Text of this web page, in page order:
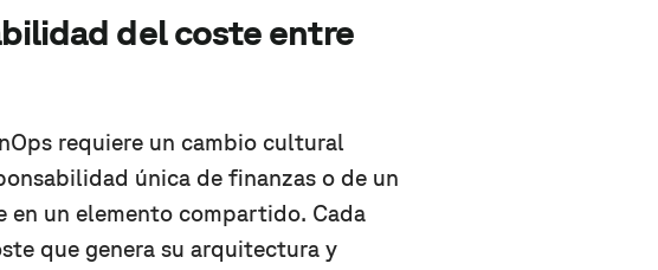
del coste entre
requiere un cambio cultural
única de finanzas o de un
en un elemento compartido. Cada
que genera su arquitectura y